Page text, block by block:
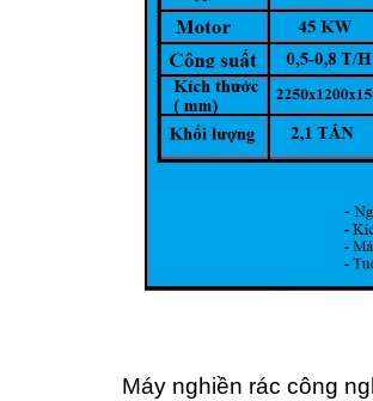
Máy nghiền rác công